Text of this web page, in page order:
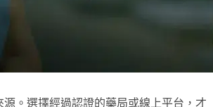
。選擇經過認證的藥局或線上平台，才